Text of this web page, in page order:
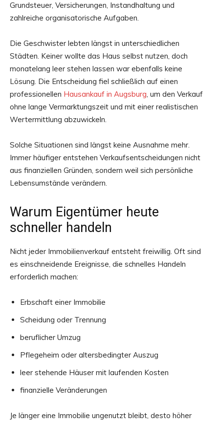
Grundsteuer, Versicherungen, Instandhaltung und
zahlreiche organisatorische Aufgaben.
Die Geschwister lebten längst in unterschiedlichen
Städten. Keiner wollte das Haus selbst nutzen, doch
monatelang leer stehen lassen war ebenfalls keine
Lösung. Die Entscheidung fiel schließlich auf einen
professionellen Hausankauf in Augsburg, um den Verkauf
ohne lange Vermarktungszeit und mit einer realistischen
Wertermittlung abzuwickeln.
Solche Situationen sind längst keine Ausnahme mehr.
Immer häufiger entstehen Verkaufsentscheidungen nicht
aus finanziellen Gründen, sondern weil sich persönliche
Lebensumstände verändern.
Warum Eigentümer heute
schneller handeln
Nicht jeder Immobilienverkauf entsteht freiwillig. Oft sind
es einschneidende Ereignisse, die schnelles Handeln
erforderlich machen:
Erbschaft einer Immobilie
Scheidung oder Trennung
beruflicher Umzug
Pflegeheim oder altersbedingter Auszug
leer stehende Häuser mit laufenden Kosten
finanzielle Veränderungen
Je länger eine Immobilie ungenutzt bleibt, desto höher